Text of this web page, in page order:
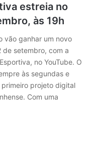
estreia no
às 19h
vão ganhar um novo
setembro, com a
no YouTube. O
às segundas e
projeto digital
Com uma